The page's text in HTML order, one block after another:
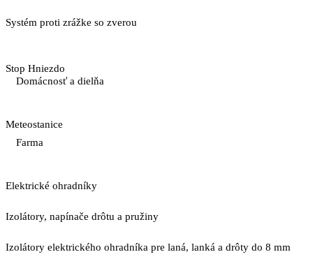
Systém proti zrážke so zverou
Stop Hniezdo
Domácnosť a dielňa
Meteostanice
Farma
Elektrické ohradníky
Izolátory, napínače drôtu a pružiny
Izolátory elektrického ohradníka pre laná, lanká a drôty do 8 mm